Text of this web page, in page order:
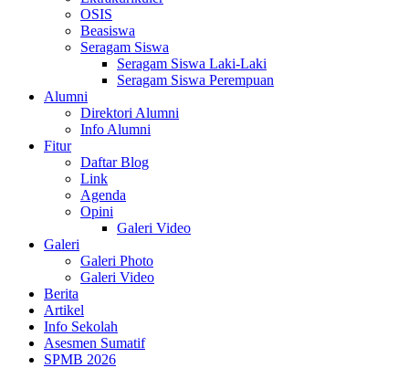
OSIS
Beasiswa
Seragam Siswa
Seragam Siswa Laki-Laki
Seragam Siswa Perempuan
Alumni
Direktori Alumni
Info Alumni
Fitur
Daftar Blog
Link
Agenda
Opini
Galeri Video
Galeri
Galeri Photo
Galeri Video
Berita
Artikel
Info Sekolah
Asesmen Sumatif
SPMB 2026